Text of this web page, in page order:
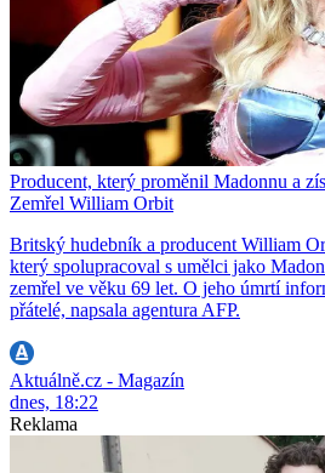
Producent, který proměnil Madonnu a
Zemřel William Orbit
Britský hudebník a producent William
který spolupracoval s umělci jako
zemřel ve věku 69 let. O jeho úmrtí
přátelé, napsala agentura AFP.
Aktuálně.cz - Magazín
dnes, 18:22
Reklama